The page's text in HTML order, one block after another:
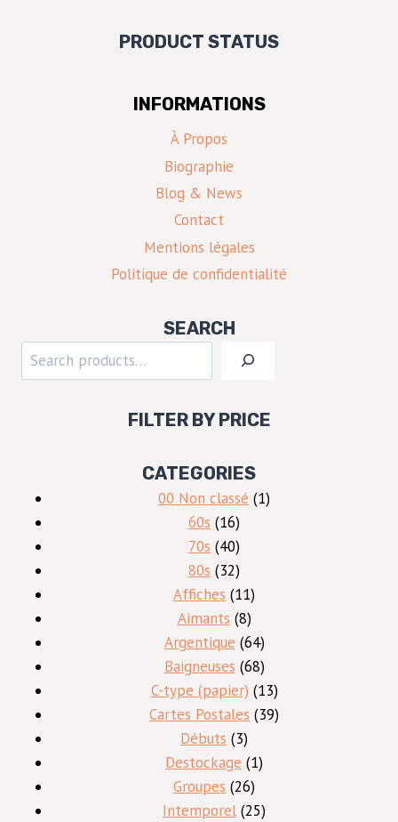
PRODUCT STATUS
INFORMATIONS
À Propos
Biographie
Blog & News
Contact
Mentions légales
Politique de confidentialité
SEARCH
Rechercher
FILTER BY PRICE
CATEGORIES
00 Non classé 11
60s 1616
produits
70s 4040
produits
80s 3232
produits
Affiches 1111
produits
Aimants 88
produits
Argentique 6464
produits
Baigneuses 6868
produits
C-type (papier) 1313
produits
Cartes Postales 3939
Débuts 33
produits
Destockage 11
Groupes 2626
produits
Intemporel 2525